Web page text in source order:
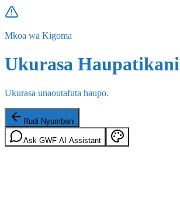
Mkoa wa Kigoma
Ukurasa Haupatikani
Ukurasa unaoutafuta haupo.
Rudi Nyumbani
Ask GWF AI Assistant